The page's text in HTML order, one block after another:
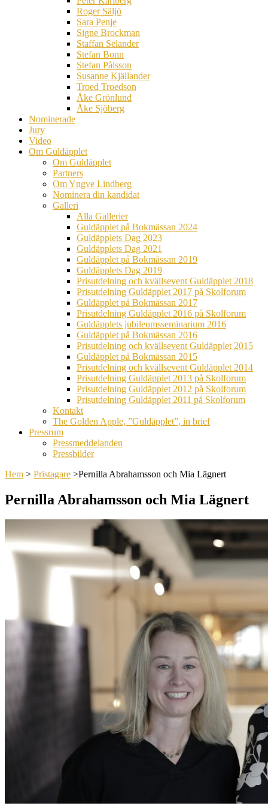
Roger Säljö
Sara Penje
Signe Brockman
Staffan Selander
Stefan Bonn
Stefan Pålsson
Susanne Kjällander
Troed Troedson
Åke Grönlund
Åke Sjöberg
Nominerade
Jury
Video
Om Guldäpplet
Om Guldäpplet
Partners
Om Yngve Lindberg
Nominera din kandidat
Galleri
Alla Gallerier
Guldäpplet på Bokmässan 2024
Guldäpplets Dag 2023
Guldäpplets Dag 2021
Guldäpplet på Bokmässan 2019
Guldäpplets Dag 2019
Prisutdelning och kvällsevent Guldäpplet 2018
Prisutdelning Guldäpplet 2017 på Skolforum
Guldäpplet på Bokmässan 2017
Prisutdelning Guldäpplet 2016 på Skolforum
Guldäpplets jubileumsseminarium 2016
Guldäpplet på Bokmässan 2016
Prisutdelning och kvällsevent Guldäpplet 2015
Guldäpplet på Bokmässan 2015
Prisutdelning och kvällsevent Guldäpplet 2014
Prisutdelning Guldäpplet 2013 på Skolforum
Prisutdelning Guldäpplet 2012 på Skolforum
Prisutdelning Guldäpplet 2011 på Skolforum
Kontakt
The Golden Apple, ”Guldäpplet”, in brief
Pressrum
Pressmeddelanden
Pressbilder
Hem > Pristagare >Pernilla Abrahamsson och Mia Lägnert
Pernilla Abrahamsson och Mia Lägnert